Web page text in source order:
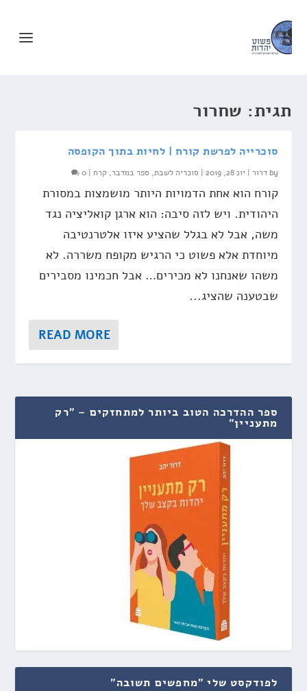
תגית: שחרור
סוכרייה לפרשת קורח | לחיות בתוך הקופסה
by דרור | יונ 28, 2019 | סוכריה לשבת, ספר במדבר, קרח |
0
קורח הוא אחת הדמויות היותר מושמצות במסורת
היהודית. ויש לזה סיבה: הוא ארגן קואליציה נגד
משה, אבל לא בגלל שהציע איזו אלטרנטיבה
מיוחדת אלא פשוט כי הרגיש מקופח משררה. לא
משהו שאנחנו לא מכירים… אבל חכמינו מסבירים
שבטענה שהציג...
READ MORE
ספר ההדרכה הטוב ביותר למתחזקים – "רק
מתעניין"
לפודקסט שלי "מחפשים תשובה"